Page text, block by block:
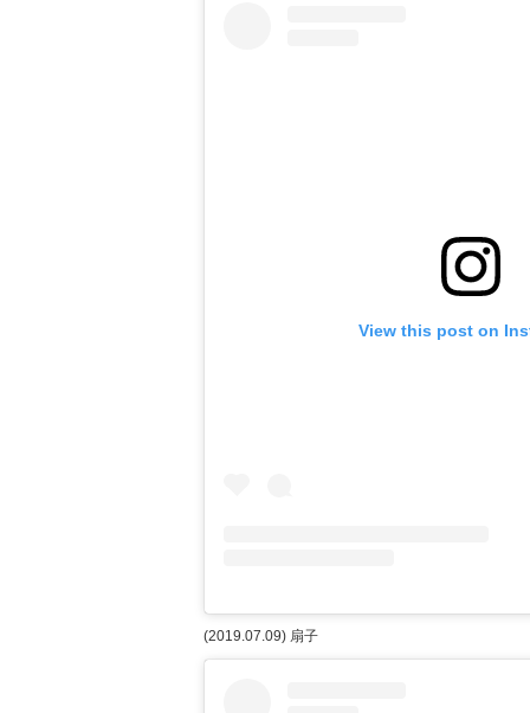
View this post on
(2019.07.09) 扇子